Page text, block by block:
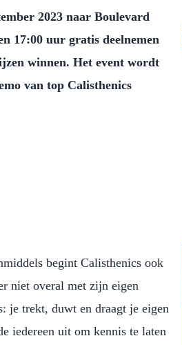
2023 naar Boulevard
17:00 uur gratis deelnemen
winnen. Het event wordt
van top Calisthenics
begint Calisthenics ook
niet overal met zijn eigen
je trekt, duwt en draagt je eigen
iedereen uit om kennis te laten